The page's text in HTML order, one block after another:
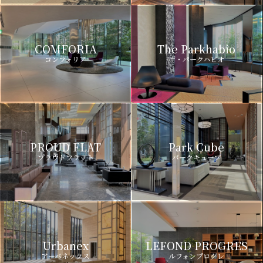
COMFORIA
コンフォリア
The Parkhabio
ザ・パークハビオ
PROUD FLAT
プラウドフラット
Park Cube
パークキューブ
Urbanex
アーバネックス
LEFOND PROGRES
ルフォンプログレ